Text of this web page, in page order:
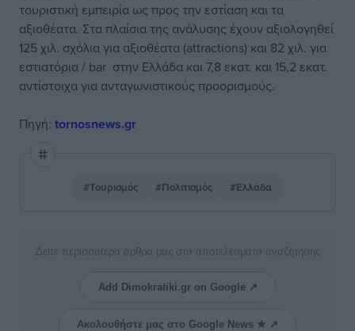
τουριστική εμπειρία ως προς την εστίαση και τα
αξιοθέατα. Στα πλαίσια της ανάλυσης έχουν αξιολογηθεί
125 χιλ. σχόλια για αξιοθέατα (attractions) και 82 χιλ. για
εστιατόρια / bar στην Ελλάδα και 7,8 εκατ. και 15,2 εκατ.
αντίστοιχα για ανταγωνιστικούς προορισμούς.
Πηγή: tornosnews.gr
#Τουρισμός #Πολιτισμός #Ελλάδα
Δείτε περισσότερα άρθρα μας στα αποτελέσματα αναζήτησης
Add Dimokratiki.gr on Google ↗
Ακολουθήστε μας στο Google News ★ ↗